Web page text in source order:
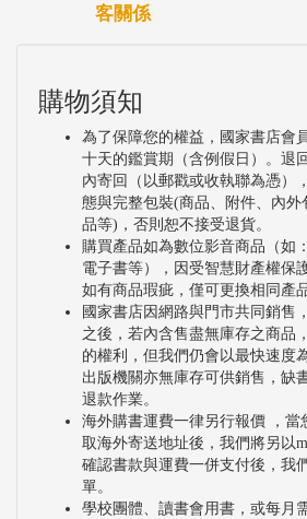
客關係
購物須知
為了保障您的權益，國家書店會
十天的鑑賞期（含例假日）。退
內寄回（以郵戳或收執聯為憑）
態與完整包裝(商品、附件、內
品等)，否則恕不接受退貨。
購買產品如為數位影音商品（如
電子書等），因受智慧財產權保
如有商品瑕疵，僅可更換相同產品
國家書店因網路與門市共同銷售
之後，若內含售盡無庫存之商品
的權利，但我們仍會以最快速度
出版機關亦無庫存可供銷售，缺
退款作業。
海外購書運費一律另行報價 ，當
取海外寄送地址後，我們將另以
確認書款與運費一併支付後，我
單。
學校團體、讀書會用書，或每月